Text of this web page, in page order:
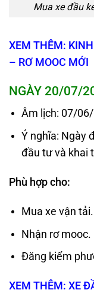
Mua xe đầu
XEM THÊM:
– RƠ MOOC MỚI
NGÀY 20/07/
Âm lịch: 07/
Ý nghĩa: Ngày
đầu tư và khai
Phù hợp cho:
Mua xe vận tải.
Nhận rơ mooc.
Đăng kiểm
XEM THÊM: XE